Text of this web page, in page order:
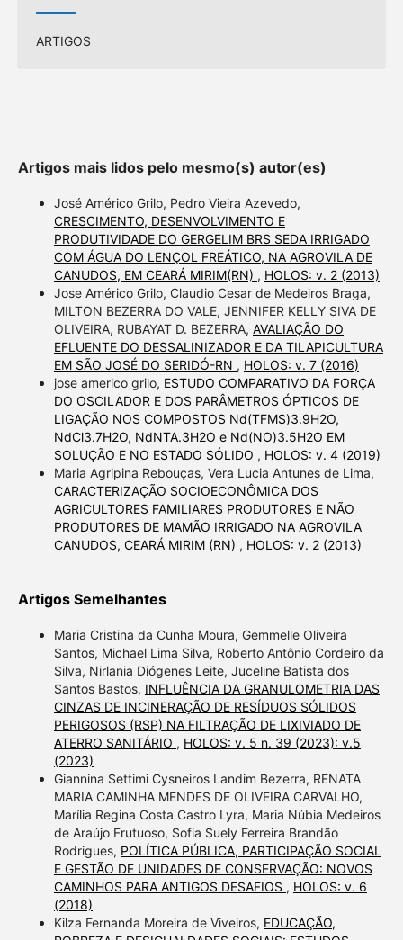
ARTIGOS
Artigos mais lidos pelo mesmo(s) autor(es)
José Américo Grilo, Pedro Vieira Azevedo,
CRESCIMENTO, DESENVOLVIMENTO E
PRODUTIVIDADE DO GERGELIM BRS SEDA IRRIGADO
COM ÁGUA DO LENÇOL FREÁTICO, NA AGROVILA DE
CANUDOS, EM CEARÁ MIRIM(RN) , HOLOS: v. 2 (2013)
Jose Américo Grilo, Claudio Cesar de Medeiros Braga,
MILTON BEZERRA DO VALE, JENNIFER KELLY SIVA DE
OLIVEIRA, RUBAYAT D. BEZERRA, AVALIAÇÃO DO
EFLUENTE DO DESSALINIZADOR E DA TILAPICULTURA
EM SÃO JOSÉ DO SERIDÓ-RN , HOLOS: v. 7 (2016)
jose americo grilo, ESTUDO COMPARATIVO DA FORÇA
DO OSCILADOR E DOS PARÂMETROS ÓPTICOS DE
LIGAÇÃO NOS COMPOSTOS Nd(TFMS)3.9H2O,
NdCl3.7H2O, NdNTA.3H2O e Nd(NO)3.5H2O EM
SOLUÇÃO E NO ESTADO SÓLIDO , HOLOS: v. 4 (2019)
Maria Agripina Rebouças, Vera Lucia Antunes de Lima,
CARACTERIZAÇÃO SOCIOECONÔMICA DOS
AGRICULTORES FAMILIARES PRODUTORES E NÃO
PRODUTORES DE MAMÃO IRRIGADO NA AGROVILA
CANUDOS, CEARÁ MIRIM (RN) , HOLOS: v. 2 (2013)
Artigos Semelhantes
Maria Cristina da Cunha Moura, Gemmelle Oliveira
Santos, Michael Lima Silva, Roberto Antônio Cordeiro da
Silva, Nirlania Diógenes Leite, Juceline Batista dos
Santos Bastos, INFLUÊNCIA DA GRANULOMETRIA DAS
CINZAS DE INCINERAÇÃO DE RESÍDUOS SÓLIDOS
PERIGOSOS (RSP) NA FILTRAÇÃO DE LIXIVIADO DE
ATERRO SANITÁRIO , HOLOS: v. 5 n. 39 (2023): v.5
(2023)
Giannina Settimi Cysneiros Landim Bezerra, RENATA
MARIA CAMINHA MENDES DE OLIVEIRA CARVALHO,
Marília Regina Costa Castro Lyra, Maria Núbia Medeiros
de Araújo Frutuoso, Sofia Suely Ferreira Brandão
Rodrigues, POLÍTICA PÚBLICA, PARTICIPAÇÃO SOCIAL
E GESTÃO DE UNIDADES DE CONSERVAÇÃO: NOVOS
CAMINHOS PARA ANTIGOS DESAFIOS , HOLOS: v. 6
(2018)
Kilza Fernanda Moreira de Viveiros, EDUCAÇÃO,